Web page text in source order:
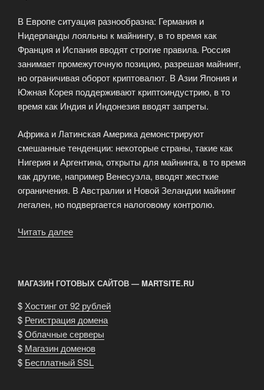
В Европе ситуация разнообразна: Германия и
Нидерланды лояльны к майнингу, в то время как
Франция и Испания вводят строгие правила. Россия
занимает промежуточную позицию, разрешая майнинг,
но ограничивая оборот криптовалют. В Азии Япония и
Южная Корея поддерживают криптоиндустрию, в то
время как Индия и Индонезия вводят запреты.
Африка и Латинская Америка демонстрируют
смешанные тенденции: некоторые страны, такие как
Нигерия и Аргентина, открыты для майнинга, в то время
как другие, например Венесуэла, вводят жесткие
ограничения. В Австралии и Новой Зеландии майнинг
легален, но подвергается налоговому контролю.
Читать далее
МАГАЗИН ГОТОВЫХ САЙТОВ — MARTSITE.RU
$Хостинг от 92 рублей
$ Регистрация домена
$Облачные серверы
$ Магазин доменов
$ Бесплатный SSL